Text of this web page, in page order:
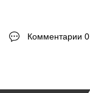
Комментарии 0